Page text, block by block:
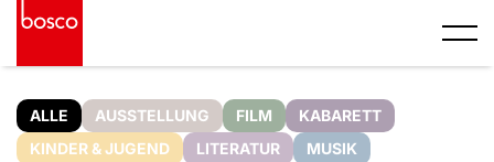
ALLE AUSSTELLUNG FILM
KABARETT
KINDER & JUGEND
LITERATUR
MUSIK